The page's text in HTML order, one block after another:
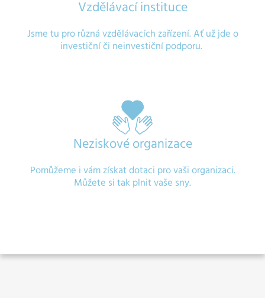
Vzdělávací instituce
Jsme tu pro různá vzdělávacích zařízení. Ať už jde o
investiční či neinvestiční podporu.
Neziskové organizace
Pomůžeme i vám získat dotaci pro vaši organizaci.
Můžete si tak plnit vaše sny.